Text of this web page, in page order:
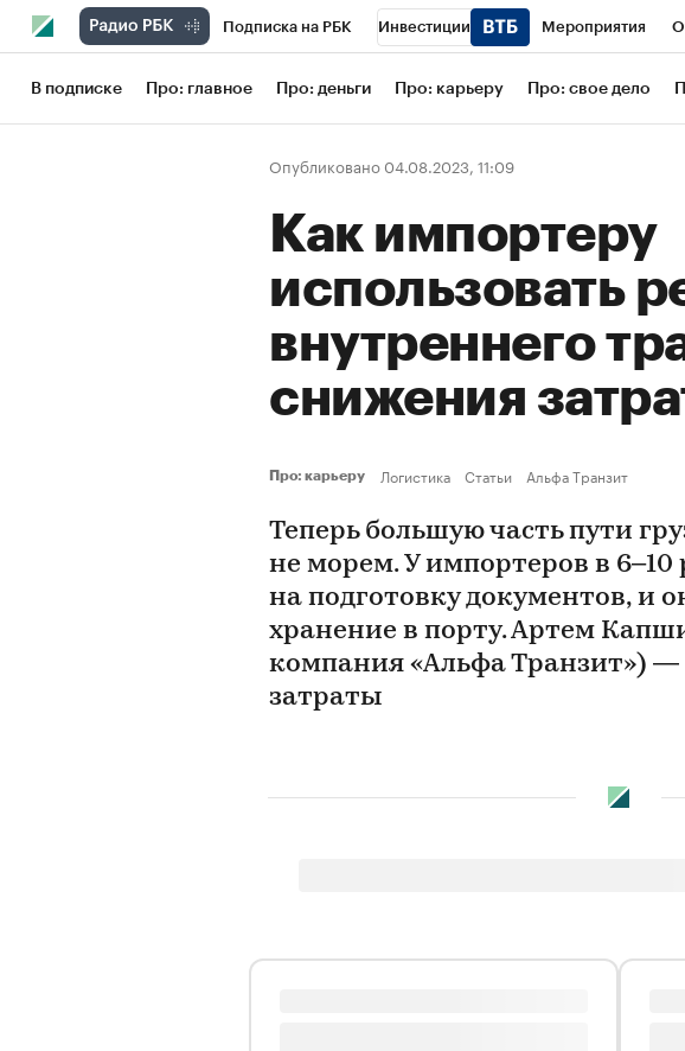
Подписка на РБК Инвестиции Мероприятия
Школа управления РБК РБК Образование
Рынок наличной валюты
В подписке Про: главное Про: деньги Про: карьеру Про: свое дело
Опубликовано 04.08.2023, 11:09
Как импортеру
использовать
внутреннего
снижения
Про: карьеру Логистика Статьи Альфа Транзит
Теперь большую часть пути
не морем. У импортеров в
на подготовку документов, и
хранение в порту. Артем
компания «Альфа Транзит») —
затраты